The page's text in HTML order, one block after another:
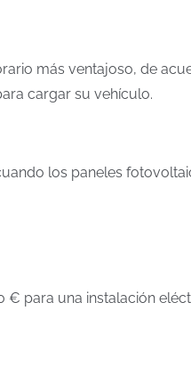
más ventajoso, de
cargar su vehículo.
los paneles
€ para una instalación